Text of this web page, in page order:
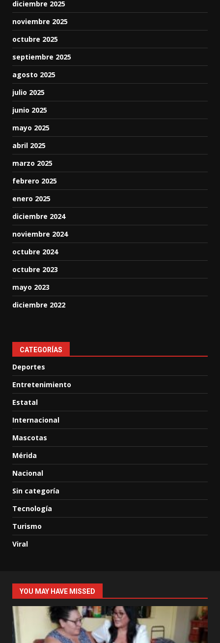
diciembre 2025
noviembre 2025
octubre 2025
septiembre 2025
agosto 2025
julio 2025
junio 2025
mayo 2025
abril 2025
marzo 2025
febrero 2025
enero 2025
diciembre 2024
noviembre 2024
octubre 2024
octubre 2023
mayo 2023
diciembre 2022
CATEGORÍAS
Deportes
Entretenimiento
Estatal
Internacional
Mascotas
Mérida
Nacional
Sin categoría
Tecnología
Turismo
Viral
YOU MAY HAVE MISSED